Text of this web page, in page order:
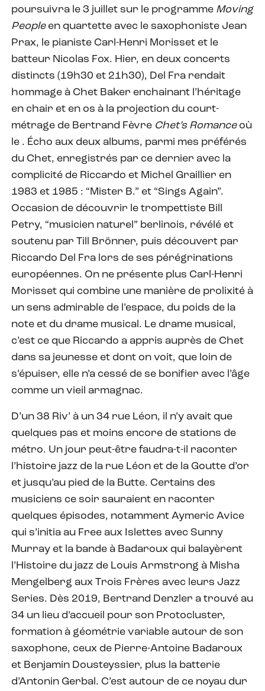
poursuivra le 3 juillet sur le programme Moving
People en quartette avec le saxophoniste Jean
Prax, le pianiste Carl-Henri Morisset et le
batteur Nicolas Fox. Hier, en deux concerts
distincts (19h30 et 21h30), Del Fra rendait
hommage à Chet Baker enchainant l’héritage
en chair et en os à la projection du court-
métrage de Bertrand Fèvre Chet’s Romanceoù
le . Écho aux deux albums, parmi mes préférés
du Chet, enregistrés par ce dernier avec la
complicité de Riccardo et Michel Graillier en
1983 et 1985 : “Mister B.” et “Sings Again”.
Occasion de découvrir le trompettiste Bill
Petry, “musicien naturel” berlinois, révélé et
soutenu par Till Brönner, puis découvert par
Riccardo Del Fra lors de ses pérégrinations
européennes. On ne présente plus Carl-Henri
Morisset qui combine une manière de prolixité à
un sens admirable de l’espace, du poids de la
note et du drame musical. Le drame musical,
c’est ce que Riccardo a appris auprès de Chet
dans sa jeunesse et dont on voit, que loin de
s’épuiser, elle n’a cessé de se bonifier avec l’âge
comme un vieil armagnac.
D’un 38 Riv’ à un 34 rue Léon, il n’y avait que
quelques pas et moins encore de stations de
métro. Un jour peut-être faudra-t-il raconter
l’histoire jazz de la rue Léon et de la Goutte d’or
et jusqu’au pied de la Butte. Certains des
musiciens ce soir sauraient en raconter
quelques épisodes, notamment Aymeric Avice
qui s’initia au Free aux Islettes avec Sunny
Murray et la bande à Badaroux qui balayèrent
l’Histoire du jazz de Louis Armstrong à Misha
Mengelberg aux Trois Frères avec leurs Jazz
Series. Dès 2019, Bertrand Denzler a trouvé au
34 un lieu d’accueil pour son Protocluster,
formation à géométrie variable autour de son
saxophone, ceux de Pierre-Antoine Badaroux
et Benjamin Dousteyssier, plus la batterie
d’Antonin Gerbal. C’est autour de ce noyau dur